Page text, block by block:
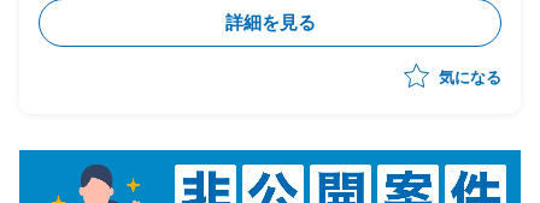
・OBIC7と周辺システム間のデータ連携設計/検証/テス
・人事給与領域の各種マスタデータ、勤怠情報、給与計
算データ等の連携仕様妥当性検証、課題整理、関係各所
ルタイム/バッチ)の整理、異常系含むテスト観点の洗い
出し
詳細を見る
気になる